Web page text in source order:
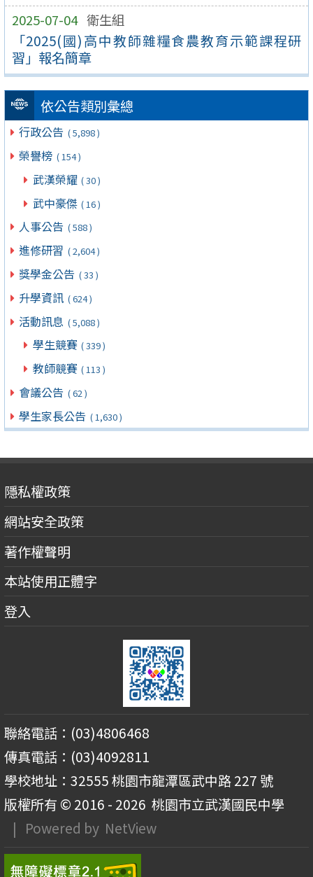
2025-07-04 衛生組
「2025(國)高中教師雜糧食農教育示範課程研
習」報名簡章
依公告類別彙總
行政公告 ( 5,898 )
榮譽榜 ( 154 )
武漢榮耀 ( 30 )
武中豪傑 ( 16 )
人事公告 ( 588 )
進修研習 ( 2,604 )
獎學金公告 ( 33 )
升學資訊 ( 624 )
活動訊息 ( 5,088 )
學生競賽 ( 339 )
教師競賽 ( 113 )
會議公告 ( 62 )
學生家長公告 ( 1,630 )
隱私權政策
網站安全政策
著作權聲明
本站使用正體字
登入
聯絡電話：(03)4806468
傳真電話：(03)4092811
學校地址：32555 桃園市龍潭區武中路 227 號
版權所有 © 2016 - 2026 桃園市立武漢國民中學
| Powered by NetView